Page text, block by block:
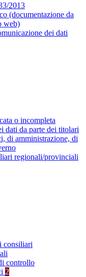
2013
(documentazione da
web)
dei dati
o incompleta
dati da parte dei titolari
di amministrazione, di
regionali/provinciali
consiliari
controllo
2